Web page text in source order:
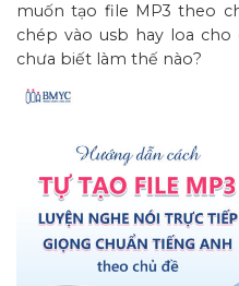
muốn tạo file MP3 theo
chép vào usb hay loa
chưa biết làm thế nào?